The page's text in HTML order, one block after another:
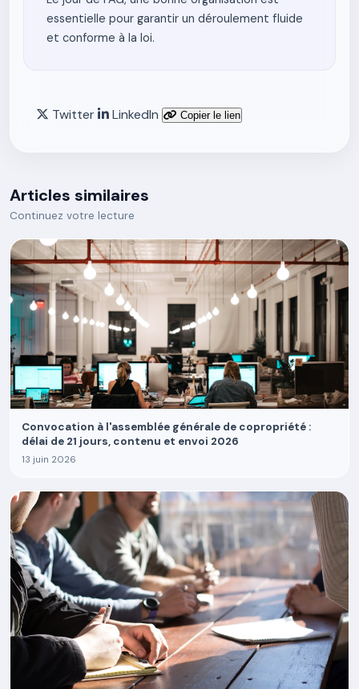
essentielle pour garantir un déroulement fluide
et conforme à la loi.
Twitter LinkedIn Copier le lien
Articles similaires
Continuez votre lecture
Convocation à l'assemblée générale de copropriété :
délai de 21 jours, contenu et envoi 2026
13 juin 2026